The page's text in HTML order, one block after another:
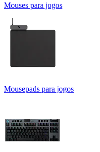
Mouses para jogos
Mousepads para jogos